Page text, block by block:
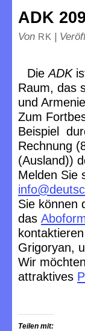
ADK
Von RK |
DieADK
Raum, das
und
Zum
Beispiel
Rechnung
(Ausland))
Melden Sie
Sie können
das
Grigoryan,
Wir
attraktives
Teilen mit: